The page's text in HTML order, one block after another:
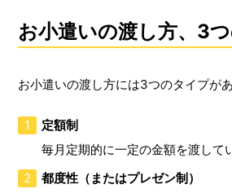
お小遣いの渡し方、3
お小遣いの渡し方には3つのタイプが
定額制
毎月定期的に一定の金額を渡して
都度性（またはプレゼン制）